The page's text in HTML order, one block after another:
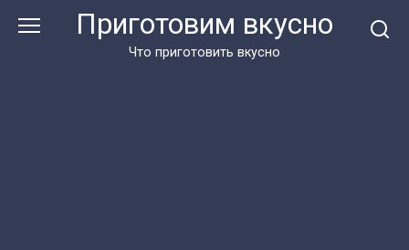
Приготовим вкусно
Что приготовить вкусно